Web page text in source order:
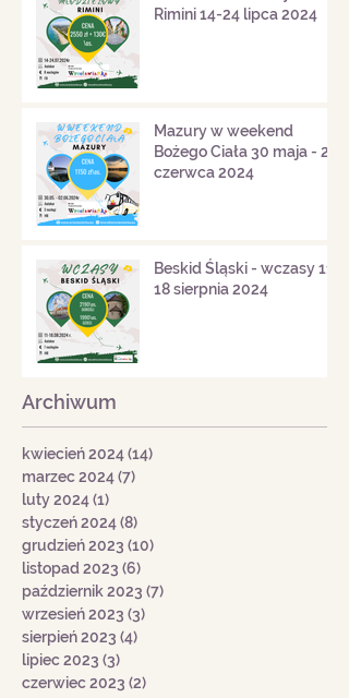
Rimini 14-24 lipca 2024
Mazury w weekend
Bożego Ciała 30 maja - 2
czerwca 2024
Beskid Śląski - wczasy 11-
18 sierpnia 2024
Archiwum
kwiecień 2024(14)
marzec 2024(7)
luty 2024(1)
styczeń 2024(8)
grudzień 2023 (10)
listopad 2023 (6)
październik 2023 (7)
wrzesień 2023 (3)
sierpień 2023 (4)
lipiec 2023 (3)
czerwiec 2023 (2)